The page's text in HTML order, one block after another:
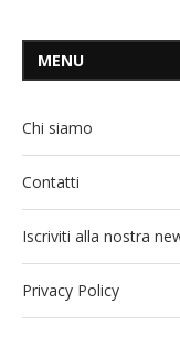
MENU
Chi siamo
Contatti
Iscriviti alla nostra
Privacy Policy